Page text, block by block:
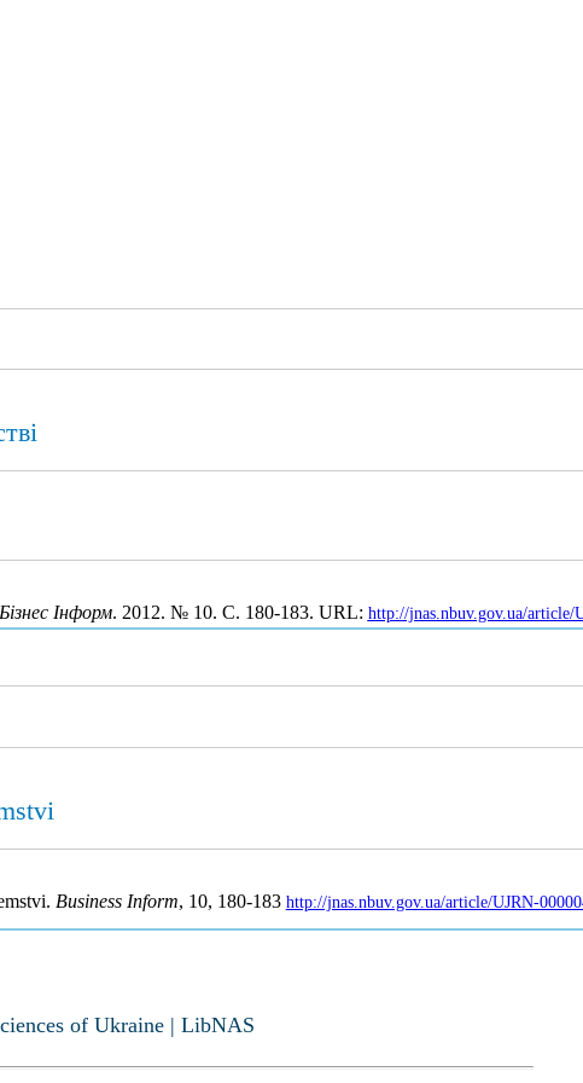
Бізнес Інформ. 2012. № 10. С. 180-183. URL: http://jnas.nbuv.gov.ua/article/
Business Inform, 10, 180-183 http://jnas.nbuv.gov.ua/article/UJRN-
of Ukraine | LibNAS